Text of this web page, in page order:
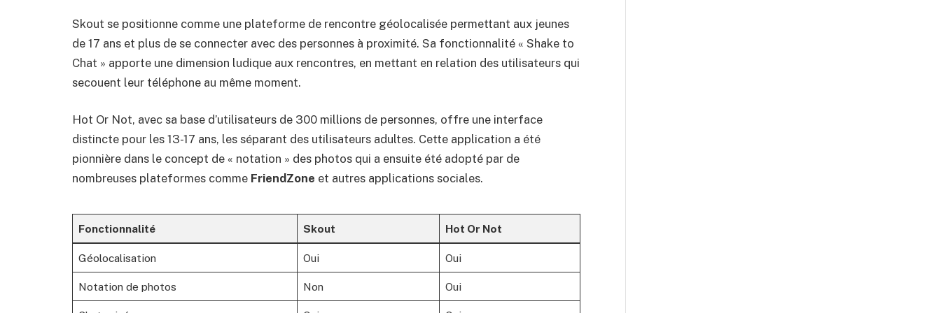
Skout se positionne comme une plateforme de rencontre géolocalisée permettant aux jeunes
de 17 ans et plus de se connecter avec des personnes à proximité. Sa fonctionnalité « Shake to
Chat » apporte une dimension ludique aux rencontres, en mettant en relation des utilisateurs qui
secouent leur téléphone au même moment.
Hot Or Not, avec sa base d’utilisateurs de 300 millions de personnes, offre une interface
distincte pour les 13-17 ans, les séparant des utilisateurs adultes. Cette application a été
pionnière dans le concept de « notation » des photos qui a ensuite été adopté par de
nombreuses plateformes comme FriendZone et autres applications sociales.
Fonctionnalité Skout Hot Or Not
Géolocalisation Oui Oui
Notation de photos Non Oui